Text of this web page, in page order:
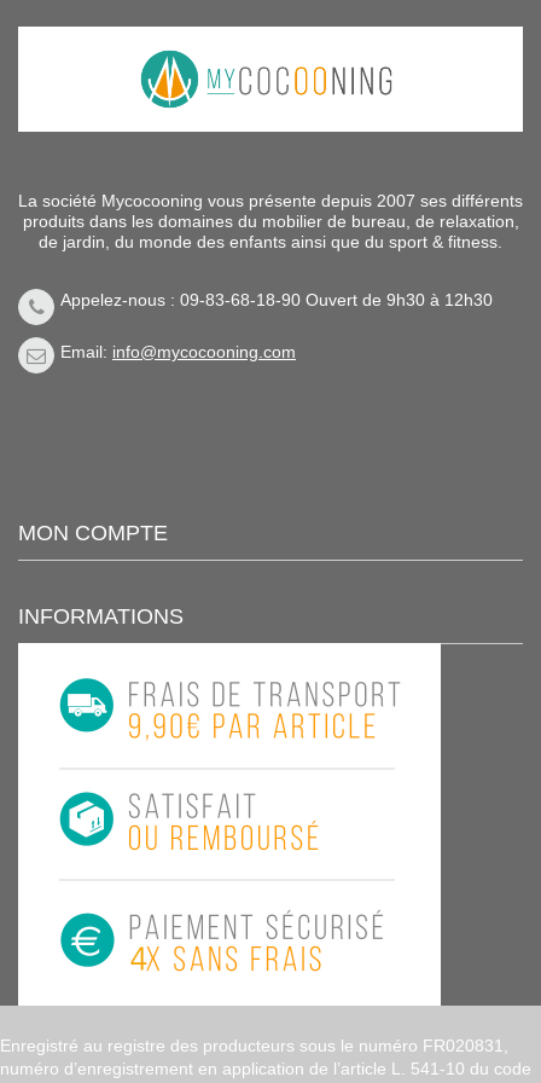
La société Mycocooning vous présente depuis 2007 ses différents
produits dans les domaines du mobilier de bureau, de relaxation,
de jardin, du monde des enfants ainsi que du sport & fitness.
Appelez-nous : 09-83-68-18-90 Ouvert de 9h30 à 12h30
Email: info@mycocooning.com
MON COMPTE
INFORMATIONS
Enregistré au registre des producteurs sous le numéro FR020831,
numéro d’enregistrement en application de l’article L. 541-10 du code